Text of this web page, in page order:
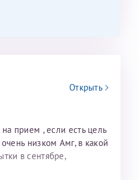
Открыть
прием , если есть цель
низком Амг, в какой
в сентябре,